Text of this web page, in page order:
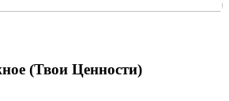
(Твои Ценности)